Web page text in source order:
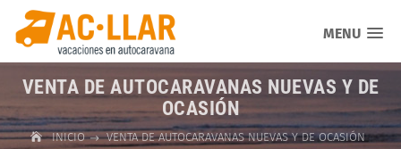
MENU
VENTA DE AUTOCARAVANAS NUEVAS Y DE
OCASIÓN
INICIO VENTA DE AUTOCARAVANAS NUEVAS Y DE OCASIÓN